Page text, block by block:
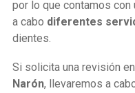
por lo que contamos con
a cabo diferentes
dientes.
Si solicita una revisión
Narón, llevaremos a